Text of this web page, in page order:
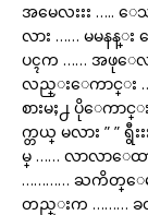
အမေလးးး ….. ေ
လား …… မမနန္း
ပၚက …… အဖုေ
လည္းေကာင္း
စားမႈ႕ ပိုေကာ
က္တယ္ မလား ” ”
မ္ …… လာလာေ
………… ႀကိတ္ေမ
တည္းက ……… ခဏ